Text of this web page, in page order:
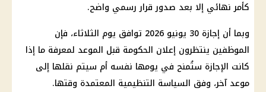
كأمر نهائي إلا بعد صدور قرار رسمي واضح.
وبما أن إجازة 30 يونيو 2026 توافق يوم الثلاثاء، فإن
الموظفين ينتظرون إعلان الحكومة قبل الموعد لمعرفة ما إذا
كانت الإجازة ستُمنح في يومها نفسه أم سيتم نقلها إلى
موعد آخر، وفق السياسة التنظيمية المعتمدة وقتها.